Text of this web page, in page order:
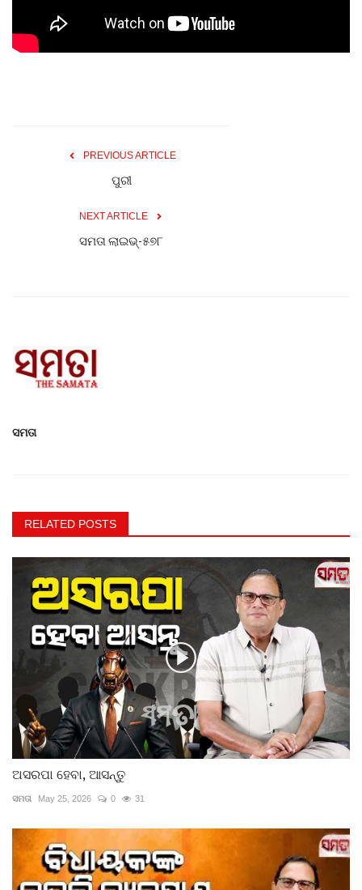
Gallery
PREVIOUS ARTICLE
ପୁରୀ
NEXT ARTICLE
ସମତା ଲାଇଭ୍-୫୭୮
ସମତା
RELATED POSTS
ଅସରପା ହେବା, ଆସନ୍ତୁ
ସମତା May 25, 2026 0 31